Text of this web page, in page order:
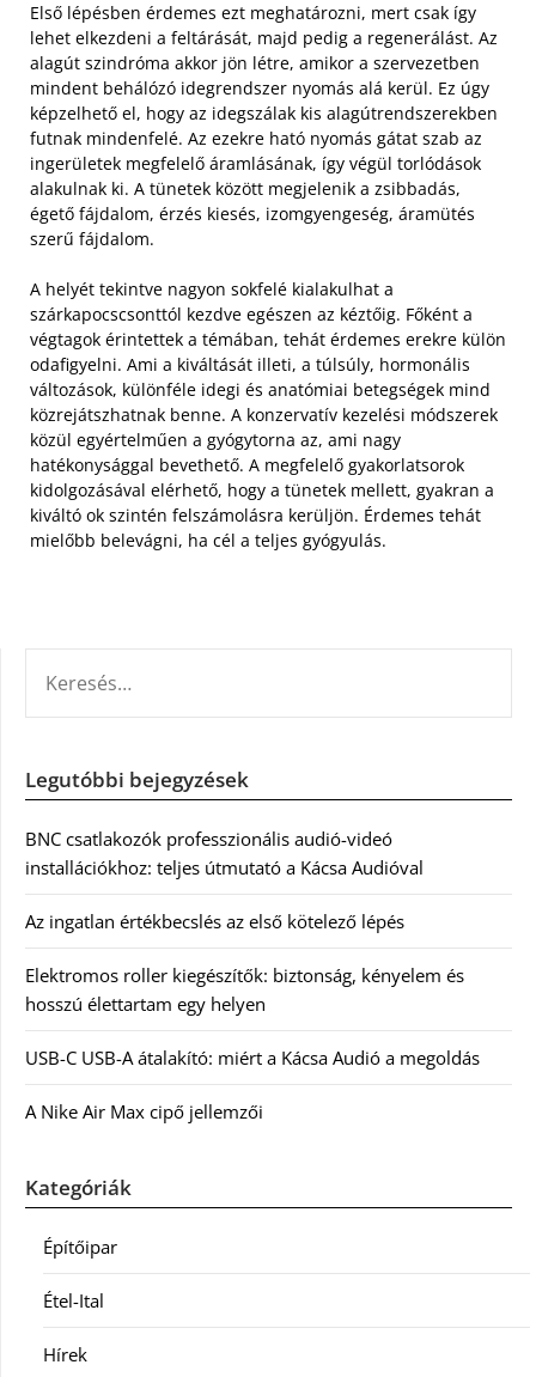
Első lépésben érdemes ezt meghatározni, mert csak így
lehet elkezdeni a feltárását, majd pedig a regenerálást. Az
alagút szindróma akkor jön létre, amikor a szervezetben
mindent behálózó idegrendszer nyomás alá kerül. Ez úgy
képzelhető el, hogy az idegszálak kis alagútrendszerekben
futnak mindenfelé. Az ezekre ható nyomás gátat szab az
ingerületek megfelelő áramlásának, így végül torlódások
alakulnak ki. A tünetek között megjelenik a zsibbadás,
égető fájdalom, érzés kiesés, izomgyengeség, áramütés
szerű fájdalom.
A helyét tekintve nagyon sokfelé kialakulhat a
szárkapocscsonttól kezdve egészen az kéztőig. Főként a
végtagok érintettek a témában, tehát érdemes erekre külön
odafigyelni. Ami a kiváltását illeti, a túlsúly, hormonális
változások, különféle idegi és anatómiai betegségek mind
közrejátszhatnak benne. A konzervatív kezelési módszerek
közül egyértelműen a gyógytorna az, ami nagy
hatékonysággal bevethető. A megfelelő gyakorlatsorok
kidolgozásával elérhető, hogy a tünetek mellett, gyakran a
kiváltó ok szintén felszámolásra kerüljön. Érdemes tehát
mielőbb belevágni, ha cél a teljes gyógyulás.
Legutóbbi bejegyzések
BNC csatlakozók professzionális audió-videó
installációkhoz: teljes útmutató a Kácsa Audióval
Az ingatlan értékbecslés az első kötelező lépés
Elektromos roller kiegészítők: biztonság, kényelem és
hosszú élettartam egy helyen
USB-C USB-A átalakító: miért a Kácsa Audió a megoldás
A Nike Air Max cipő jellemzői
Kategóriák
Építőipar
Étel-Ital
Hírek